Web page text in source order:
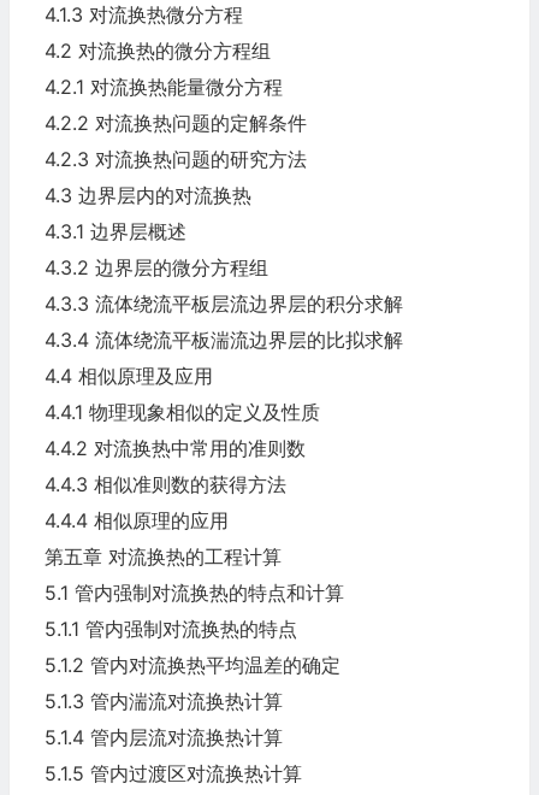
4.1.3 对流换热微分方程
4.2 对流换热的微分方程组
4.2.1 对流换热能量微分方程
4.2.2 对流换热问题的定解条件
4.2.3 对流换热问题的研究方法
4.3 边界层内的对流换热
4.3.1 边界层概述
4.3.2 边界层的微分方程组
4.3.3 流体绕流平板层流边界层的积分求解
4.3.4 流体绕流平板湍流边界层的比拟求解
4.4 相似原理及应用
4.4.1 物理现象相似的定义及性质
4.4.2 对流换热中常用的准则数
4.4.3 相似准则数的获得方法
4.4.4 相似原理的应用
第五章 对流换热的工程计算
5.1 管内强制对流换热的特点和计算
5.1.1 管内强制对流换热的特点
5.1.2 管内对流换热平均温差的确定
5.1.3 管内湍流对流换热计算
5.1.4 管内层流对流换热计算
5.1.5 管内过渡区对流换热计算